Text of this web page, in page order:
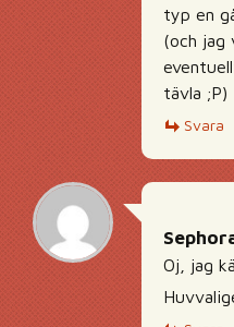
typ en
(och jag
tävla ;P)
Svara
Oj, jag